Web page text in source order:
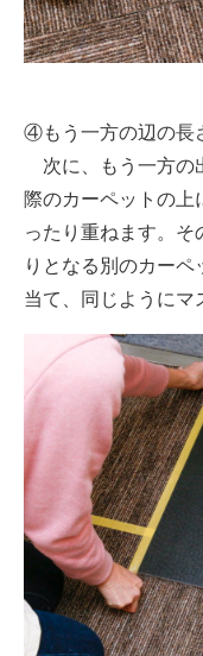
④もう一方の辺の長
次に、もう一方の
際のカーペットの上
ったり重ねます。
りとなる別のカー
当て、同じようにマ